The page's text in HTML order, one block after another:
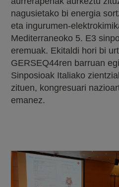
nagusietako bi energia
eta ingurumen-
Mediterraneoko 5. E3
eremuak. Ekitaldi hori bi
GERSEQ44ren barruan
Sinposioak Italiako
zituen, kongresuari
emanez.